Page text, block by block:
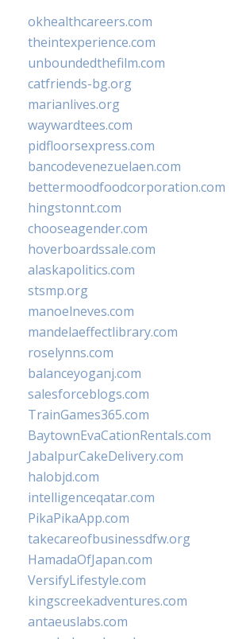
okhealthcareers.com
theintexperience.com
unboundedthefilm.com
catfriends-bg.org
marianlives.org
waywardtees.com
pidfloorsexpress.com
bancodevenezuelaen.com
bettermoodfoodcorporation.com
hingstonnt.com
chooseagender.com
hoverboardssale.com
alaskapolitics.com
stsmp.org
manoelneves.com
mandelaeffectlibrary.com
roselynns.com
balanceyoganj.com
salesforceblogs.com
TrainGames365.com
BaytownEvaCationRentals.com
JabalpurCakeDelivery.com
halobjd.com
intelligenceqatar.com
PikaPikaApp.com
takecareofbusinessdfw.org
HamadaOfJapan.com
VersifyLifestyle.com
kingscreekadventures.com
antaeuslabs.com